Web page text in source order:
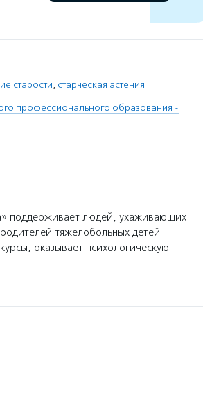
старости, старческая астения
профессионального образования -
поддерживает людей, ухаживающих
тяжелобольных детей
оказывает психологическую